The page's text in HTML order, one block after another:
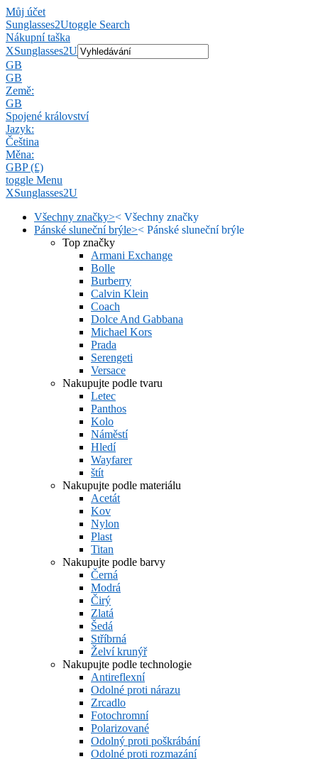
Můj účet
Sunglasses2Utoggle Search
Nákupní taška
XSunglasses2U
GB
GB
Země:
GB
Spojené království
Jazyk:
Čeština
Měna:
GBP (£)
toggle Menu
XSunglasses2U
Všechny značky>< Všechny značky
Pánské sluneční brýle>< Pánské sluneční brýle
Top značky
Armani Exchange
Bolle
Burberry
Calvin Klein
Coach
Dolce And Gabbana
Michael Kors
Prada
Serengeti
Versace
Nakupujte podle tvaru
Letec
Panthos
Kolo
Náměstí
Hledí
Wayfarer
štít
Nakupujte podle materiálu
Acetát
Kov
Nylon
Plast
Titan
Nakupujte podle barvy
Černá
Modrá
Čirý
Zlatá
Šedá
Stříbrná
Želví krunýř
Nakupujte podle technologie
Antireflexní
Odolné proti nárazu
Zrcadlo
Fotochromní
Polarizované
Odolný proti poškrábání
Odolné proti rozmazání